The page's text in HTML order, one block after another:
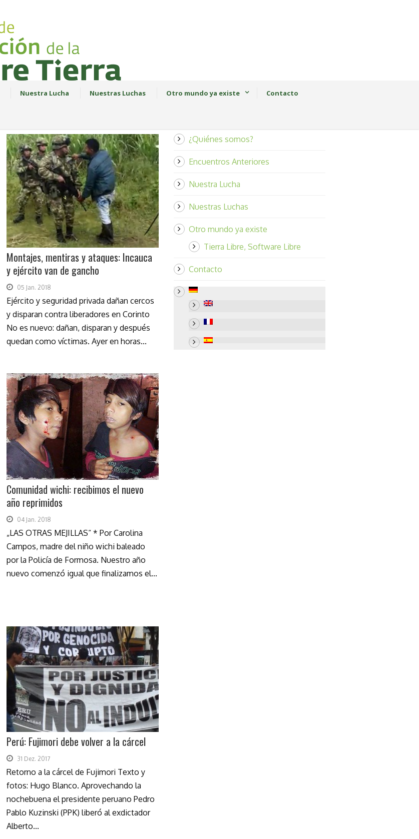
Nuestra Lucha Nuestras Luchas Otro mundo ya existe Contacto
Montajes, mentiras y ataques: Incauca
y ejército van de gancho
05 Jan. 2018
Ejército y seguridad privada dañan cercos
y disparan contra liberadores en Corinto
No es nuevo: dañan, disparan y después
quedan como víctimas. Ayer en horas...
Comunidad wichi: recibimos el nuevo
año reprimidos
04 Jan. 2018
„LAS OTRAS MEJILLAS“ * Por Carolina
Campos, madre del niño wichi baleado
por la Policía de Formosa. Nuestro año
nuevo comenzó igual que finalizamos el...
Perú: Fujimori debe volver a la cárcel
31 Dez. 2017
Retorno a la cárcel de Fujimori Texto y
fotos: Hugo Blanco. Aprovechando la
nochebuena el presidente peruano Pedro
Pablo Kuzinski (PPK) liberó al exdictador
Alberto...
¿Quiénes somos?
Encuentros Anteriores
Nuestra Lucha
Nuestras Luchas
Otro mundo ya existe
Tierra Libre, Software Libre
Contacto